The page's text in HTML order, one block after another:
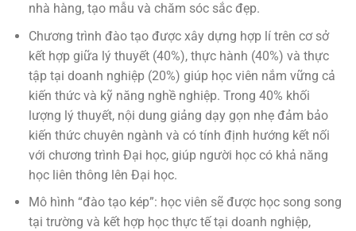
nhà hàng, tạo mẫu và chăm sóc sắc đẹp.
Chương trình đào tạo được xây dựng hợp lí trên cơ sở
kết hợp giữa lý thuyết (40%), thực hành (40%) và thực
tập tại doanh nghiệp (20%) giúp học viên nắm vững cả
kiến thức và kỹ năng nghề nghiệp. Trong 40% khối
lượng lý thuyết, nội dung giảng dạy gọn nhẹ đảm bảo
kiến thức chuyên ngành và có tính định hướng kết nối
với chương trình Đại học, giúp người học có khả năng
học liên thông lên Đại học.
Mô hình “đào tạo kép”: học viên sẽ được học song song
tại trường và kết hợp học thực tế tại doanh nghiệp,